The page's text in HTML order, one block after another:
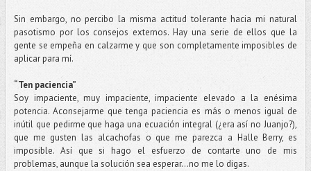
Sin embargo, no percibo la misma actitud tolerante hacia mi natural
pasotismo por los consejos externos. Hay una serie de ellos que la
gente se empeña en calzarme y que son completamente imposibles de
aplicar para mí.
“Ten paciencia”
Soy impaciente, muy impaciente, impaciente elevado a la enésima
potencia. Aconsejarme que tenga paciencia es más o menos igual de
inútil que pedirme que haga una ecuación integral (¿era así no Juanjo?),
que me gusten las alcachofas o que me parezca a Halle Berry, es
imposible. Así que si hago el esfuerzo de contarte uno de mis
problemas, aunque la solución sea esperar…no me lo digas.